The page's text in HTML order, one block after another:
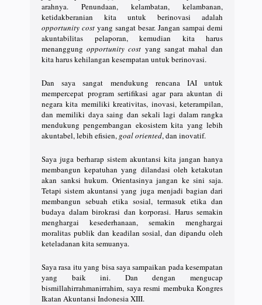
arahnya. Penundaan, kelambatan, kelambanan,
ketidakberanian kita untuk berinovasi adalah
opportunity cost yang sangat besar. Jangan sampai demi
akuntabilitas pelaporan, kemudian kita harus
menanggungopportunity cost yang sangat mahal dan
kita harus kehilangan kesempatan untuk berinovasi.
Dan saya sangat mendukung rencana IAI untuk
mempercepat program sertifikasi agar para akuntan di
negara kita memiliki kreativitas, inovasi, keterampilan,
dan memiliki daya saing dan sekali lagi dalam rangka
mendukung pengembangan ekosistem kita yang lebih
akuntabel, lebih efisien, goal oriented, dan inovatif.
Saya juga berharap sistem akuntansi kita jangan hanya
membangun kepatuhan yang dilandasi oleh ketakutan
akan sanksi hukum. Orientasinya jangan ke sini saja.
Tetapi sistem akuntansi yang juga menjadi bagian dari
membangun sebuah etika sosial, termasuk etika dan
budaya dalam birokrasi dan korporasi. Harus semakin
menghargai kesederhanaan, semakin menghargai
moralitas publik dan keadilan sosial, dan dipandu oleh
keteladanan kita semuanya.
Saya rasa itu yang bisa saya sampaikan pada kesempatan
yang baik ini. Dan dengan mengucap
bismillahirrahmanirrahim, saya resmi membuka Kongres
Ikatan Akuntansi Indonesia XIII.